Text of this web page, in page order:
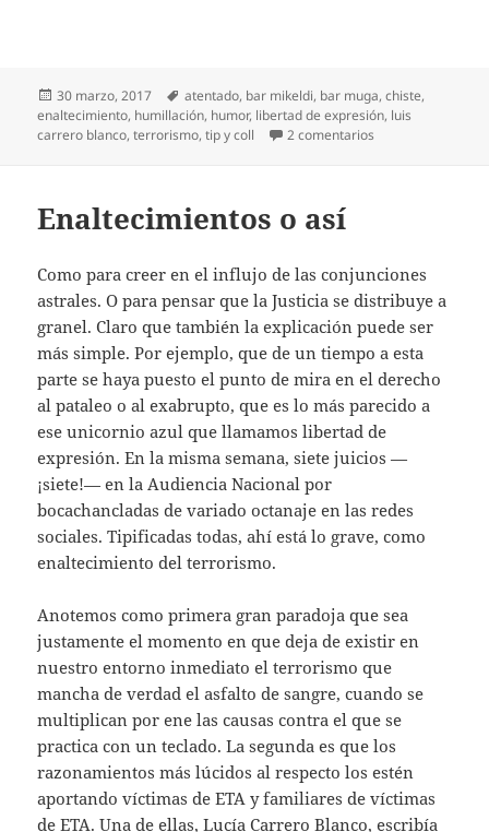
Publicado
el
30 marzo, 2017 Etiquetas
atentado, bar mikeldi, bar muga,chiste,
enaltecimiento, humillación, humor, libertad de expresión, luis
carrero blanco,terrorismo,tip y coll 2 comentarios
Enaltecimientos o así
Como para creer en el influjo de las conjunciones
astrales. O para pensar que la Justicia se distribuye a
granel. Claro que también la explicación puede ser
más simple. Por ejemplo, que de un tiempo a esta
parte se haya puesto el punto de mira en el derecho
al pataleo o al exabrupto, que es lo más parecido a
ese unicornio azul que llamamos libertad de
expresión. En la misma semana, siete juicios —
¡siete!— en la Audiencia Nacional por
bocachancladas de variado octanaje en las redes
sociales. Tipificadas todas, ahí está lo grave, como
enaltecimiento del terrorismo.
Anotemos como primera gran paradoja que sea
justamente el momento en que deja de existir en
nuestro entorno inmediato el terrorismo que
mancha de verdad el asfalto de sangre, cuando se
multiplican por ene las causas contra el que se
practica con un teclado. La segunda es que los
razonamientos más lúcidos al respecto los estén
aportando víctimas de ETA y familiares de víctimas
de ETA. Una de ellas, Lucía Carrero Blanco, escribía